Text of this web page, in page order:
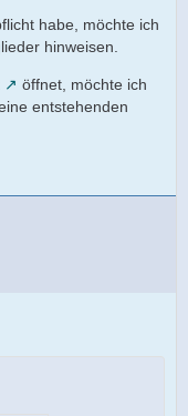
habe, möchte ich
hinweisen.
öffnet, möchte ich
entstehenden